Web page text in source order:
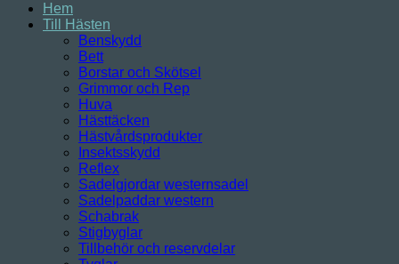
Hem
Till Hästen
Benskydd
Bett
Borstar och Skötsel
Grimmor och Rep
Huva
Hästtäcken
Hästvårdsprodukter
Insektsskydd
Reflex
Sadelgjordar westernsadel
Sadelpaddar western
Schabrak
Stigbyglar
Tillbehör och reservdelar